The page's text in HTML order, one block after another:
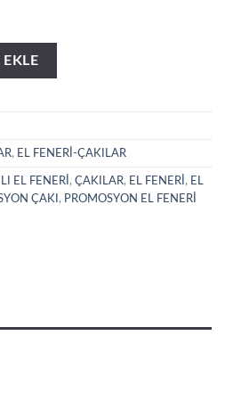
EKLE
, EL FENERİ-ÇAKILAR
EL FENERİ , ÇAKILAR, EL FENERİ , EL
ÇAKI , PROMOSYON EL FENERİ